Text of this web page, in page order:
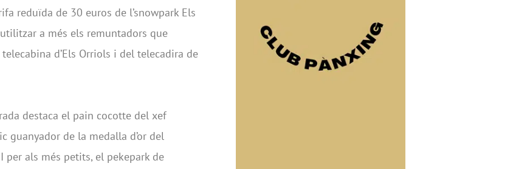
reduïda de 30 euros de l’snowpark Els
a més els remuntadors que
d’Els Orriols i del telecadira de
destaca el pain cocotte del xef
guanyador de la medalla d’or del
per als més petits, el pekepark de